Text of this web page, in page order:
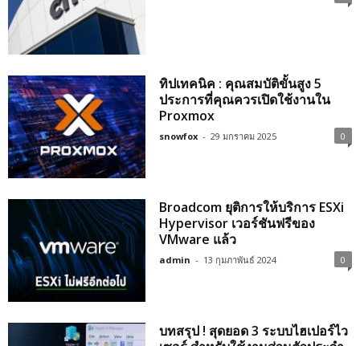
ทิปเทคนิค : คุณสมบัติขั้นสูง 5
ประการที่คุณควรเปิดใช้งานใน
Proxmox
snowfox - 29 มกราคม 2025 0
Broadcom ยุติการให้บริการ ESXi
Hypervisor เวอร์ชันฟรีของ
VMware แล้ว
admin - 13 กุมภาพันธ์ 2024 0
บทสรุป ! สุดยอด 3 ระบบไฮเปอร์ไว